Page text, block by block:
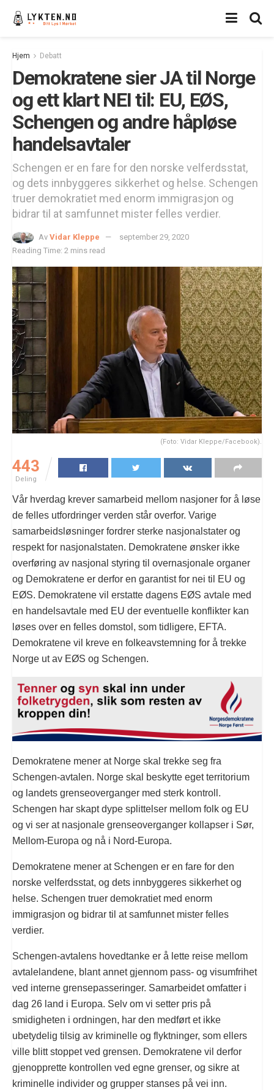
Hjem Debatt
Demokratene sier JA til Norge
og ett klart NEI til: EU, EØS,
Schengen og andre håpløse
handelsavtaler
Schengen er en fare for den norske velferdsstat,
og dets innbyggeres sikkerhet og helse. Schengen
truer demokratiet med enorm immigrasjon og
bidrar til at samfunnet mister felles verdier.
Av Vidar Kleppe
september 29, 2020
Reading Time: 2 mins read
(Foto: Vidar Kleppe/Facebook).
443
Deling
Vår hverdag krever samarbeid mellom nasjoner for å løse
de felles utfordringer verden står overfor. Varige
samarbeidsløsninger fordrer sterke nasjonalstater og
respekt for nasjonalstaten. Demokratene ønsker ikke
overføring av nasjonal styring til overnasjonale organer
og Demokratene er derfor en garantist for nei til EU og
EØS. Demokratene vil erstatte dagens EØS avtale med
en handelsavtale med EU der eventuelle konflikter kan
løses over en felles domstol, som tidligere, EFTA.
Demokratene vil kreve en folkeavstemning for å trekke
Norge ut av EØS og Schengen.
Demokratene mener at Norge skal trekke seg fra
Schengen-avtalen. Norge skal beskytte eget territorium
og landets grenseoverganger med sterk kontroll.
Schengen har skapt dype splittelser mellom folk og EU
og vi ser at nasjonale grenseoverganger kollapser i Sør,
Mellom-Europa og nå i Nord-Europa.
Demokratene mener at Schengen er en fare for den
norske velferdsstat, og dets innbyggeres sikkerhet og
helse. Schengen truer demokratiet med enorm
immigrasjon og bidrar til at samfunnet mister felles
verdier.
Schengen-avtalens hovedtanke er å lette reise mellom
avtalelandene, blant annet gjennom pass- og visumfrihet
ved interne grensepasseringer. Samarbeidet omfatter i
dag 26 land i Europa. Selv om vi setter pris på
smidigheten i ordningen, har den medført et ikke
ubetydelig tilsig av kriminelle og flyktninger, som ellers
ville blitt stoppet ved grensen. Demokratene vil derfor
gjenopprette kontrollen ved egne grenser, og sikre at
kriminelle individer og grupper stanses på vei inn.